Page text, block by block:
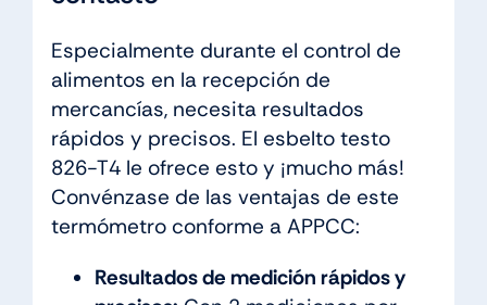
Especialmente durante el control de
alimentos en la recepción de
mercancías, necesita resultados
rápidos y precisos. El esbelto testo
826-T4 le ofrece esto y ¡mucho más!
Convénzase de las ventajas de este
termómetro conforme a APPCC:
Resultados de medición rápidos y